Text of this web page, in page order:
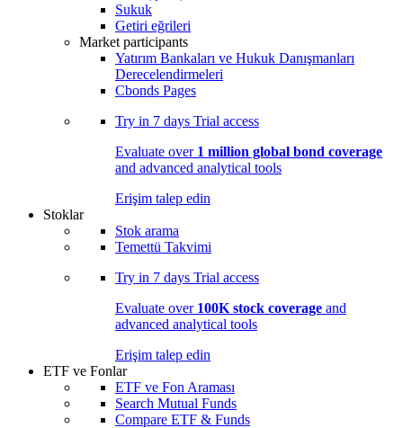
Sukuk
Getiri eğrileri
Market participants
Yatırım Bankaları ve Hukuk Danışmanları
Derecelendirmeleri
Cbonds Pages
Try in 7 days Trial access
Evaluate over 1 million global bond coverage
and advanced analytical tools
Erişim talep edin
Stoklar
Stok arama
Temettü Takvimi
Try in 7 days Trial access
Evaluate over 100K stock coverage and
advanced analytical tools
Erişim talep edin
ETF ve Fonlar
ETF ve Fon Araması
Search Mutual Funds
Compare ETF & Funds